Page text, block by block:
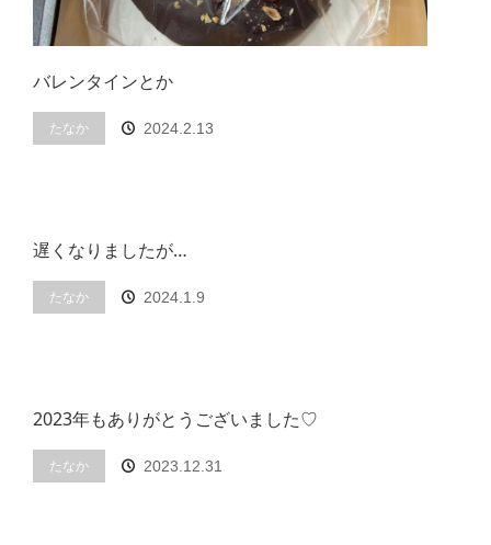
バレンタインとか
たなか 2024.2.13
遅くなりましたが…
たなか 2024.1.9
2023年もありがとうございました♡
たなか 2023.12.31